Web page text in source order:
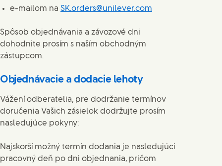
e-mailom na SK.orders@unilever.com
Spôsob objednávania a závozové dni
dohodnite prosím s naším obchodným
zástupcom.
Objednávacie a dodacie lehoty
Vážení odberatelia, pre dodržanie termínov
doručenia Vašich zásielok dodržujte prosím
nasledujúce pokyny:
Najskorší možný termín dodania je nasledujúci
pracovný deň po dni objednania, pričom